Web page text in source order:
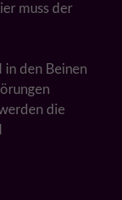
muss der
in den Beinen
die